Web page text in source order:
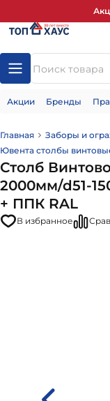
Акции Бренды
Главная Заборы и
Ювента столбы
Столб
2000мм/d51-
+ ППК RAL
В избранное